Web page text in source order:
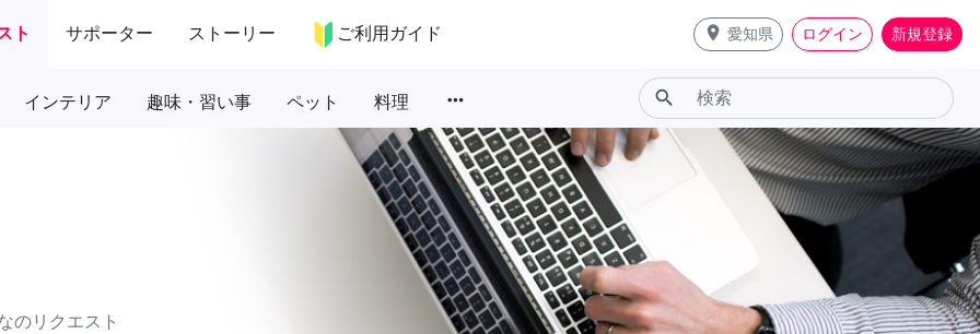
ト サポーター ストーリー ご利用ガイド place 愛知県 ログイン 新規登録
インテリア 趣味・習い事 ペット 料理 more_horiz search
のリクエスト